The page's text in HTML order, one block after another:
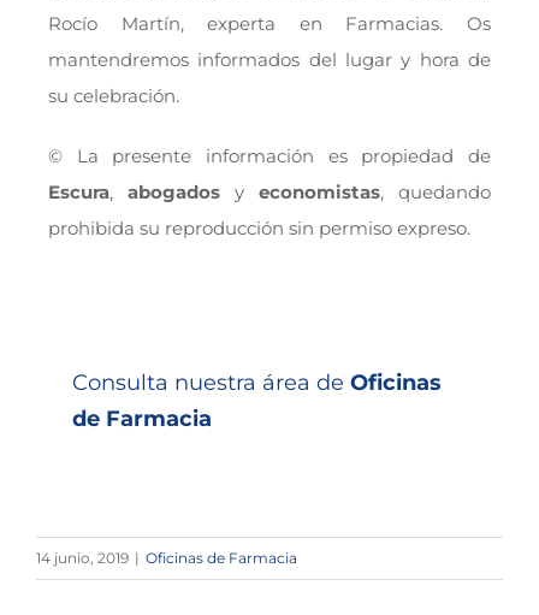
Rocío Martín, experta en Farmacias. Os
mantendremos informados del lugar y hora de
su celebración.
© La presente información es propiedad de
Escura, abogados y economistas, quedando
prohibida su reproducción sin permiso expreso.
Consulta nuestra área de Oficinas
de Farmacia
14 junio, 2019 | Oficinas de Farmacia